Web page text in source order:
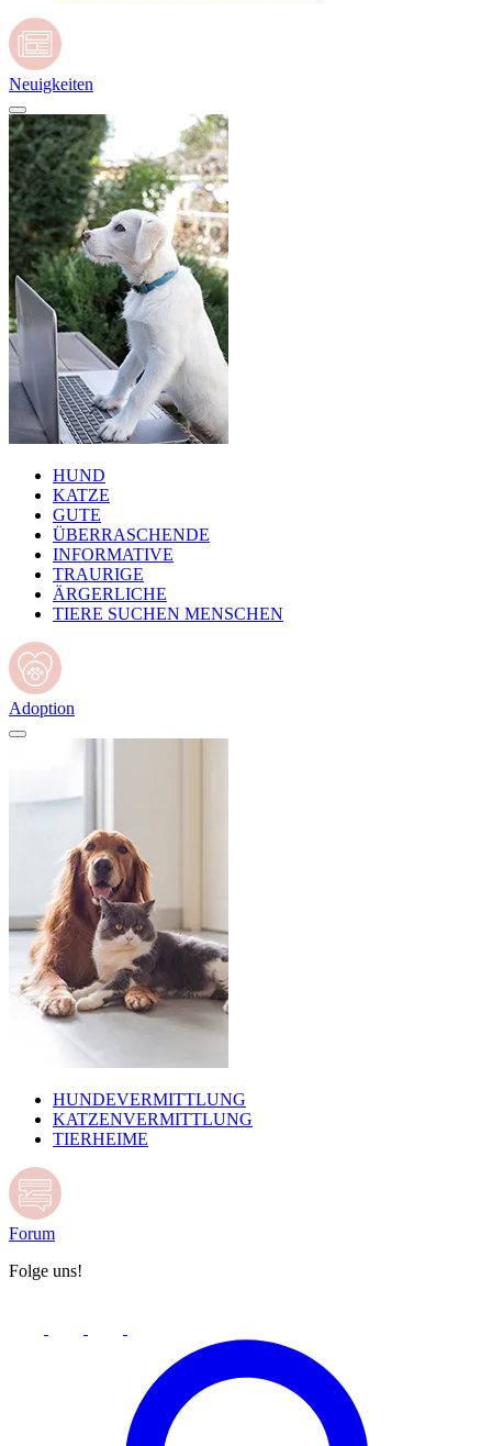
Neuigkeiten
HUND
KATZE
GUTE
ÜBERRASCHENDE
INFORMATIVE
TRAURIGE
ÄRGERLICHE
TIERE SUCHEN MENSCHEN
Adoption
HUNDEVERMITTLUNG
KATZENVERMITTLUNG
TIERHEIME
Forum
Folge uns!